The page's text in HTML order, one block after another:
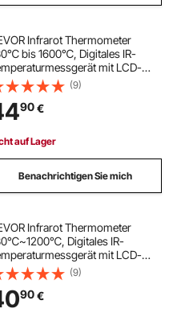
Infrarot Thermometer
bis 1600℃, Digitales IR-
mit LCD-
Typ-K-Thermoelement &
Laser, Berührungslose
für Kochen
(Nicht für Menschen)
(9)
90€
auf Lager
Benachrichtigen Sie mich
Infrarot Thermometer
Digitales IR-
mit LCD-
Typ-K-Thermoelement
Laser, Berührungslose
für Kochen
(Nicht für Menschen)
(9)
90€